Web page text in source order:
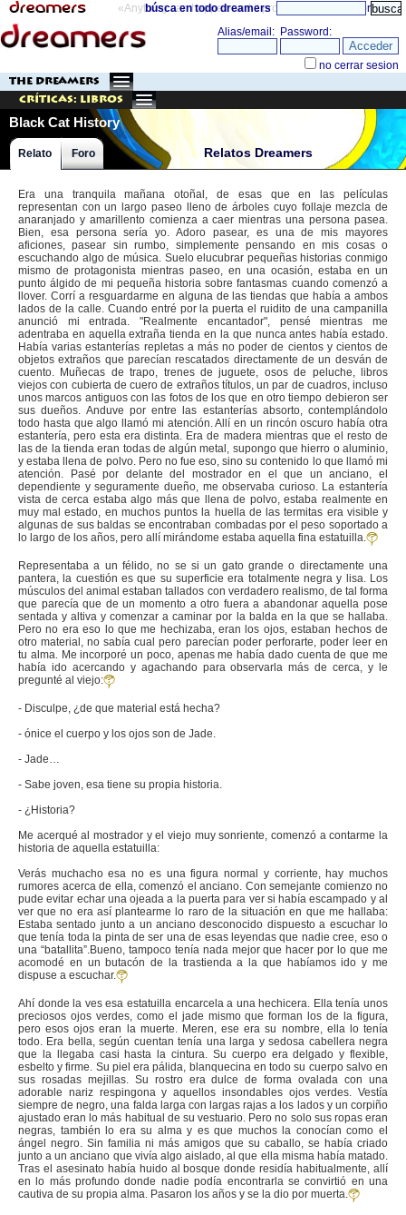
«Anything can happen and it probably will» directorio
búsca en todo dreamers
THE DREAMERS
Críticas: Libros
Black Cat History
Relatos Dreamers
Relato Foro
Era una tranquila mañana otoñal, de esas que en las películas
representan con un largo paseo lleno de árboles cuyo follaje mezcla de
anaranjado y amarillento comienza a caer mientras una persona pasea.
Bien, esa persona sería yo. Adoro pasear, es una de mis mayores
aficiones, pasear sin rumbo, simplemente pensando en mis cosas o
escuchando algo de música. Suelo elucubrar pequeñas historias conmigo
mismo de protagonista mientras paseo, en una ocasión, estaba en un
punto álgido de mi pequeña historia sobre fantasmas cuando comenzó a
llover. Corrí a resguardarme en alguna de las tiendas que había a ambos
lados de la calle. Cuando entré por la puerta el ruidito de una campanilla
anunció mi entrada. "Realmente encantador", pensé mientras me
adentraba en aquella extraña tienda en la que nunca antes había estado.
Había varias estanterías repletas a más no poder de cientos y cientos de
objetos extraños que parecían rescatados directamente de un desván de
cuento. Muñecas de trapo, trenes de juguete, osos de peluche, libros
viejos con cubierta de cuero de extraños títulos, un par de cuadros, incluso
unos marcos antiguos con las fotos de los que en otro tiempo debieron ser
sus dueños. Anduve por entre las estanterías absorto, contemplándolo
todo hasta que algo llamó mi atención. Allí en un rincón oscuro había otra
estantería, pero esta era distinta. Era de madera mientras que el resto de
las de la tienda eran todas de algún metal, supongo que hierro o aluminio,
y estaba llena de polvo. Pero no fue eso, sino su contenido lo que llamó mi
atención. Pasé por delante del mostrador en el que un anciano, el
dependiente y seguramente dueño, me observaba curioso. La estantería
vista de cerca estaba algo más que llena de polvo, estaba realmente en
muy mal estado, en muchos puntos la huella de las termitas era visible y
algunas de sus baldas se encontraban combadas por el peso soportado a
lo largo de los años, pero allí mirándome estaba aquella fina estatuilla.
Representaba a un félido, no se si un gato grande o directamente una
pantera, la cuestión es que su superficie era totalmente negra y lisa. Los
músculos del animal estaban tallados con verdadero realismo, de tal forma
que parecía que de un momento a otro fuera a abandonar aquella pose
sentada y altiva y comenzar a caminar por la balda en la que se hallaba.
Pero no era eso lo que me hechizaba, eran los ojos, estaban hechos de
otro material, no sabía cual pero parecían poder perforarte, poder leer en
tu alma. Me incorporé un poco, apenas me había dado cuenta de que me
había ido acercando y agachando para observarla más de cerca, y le
pregunté al viejo:
- Disculpe, ¿de que material está hecha?
- ónice el cuerpo y los ojos son de Jade.
- Jade…
- Sabe joven, esa tiene su propia historia.
- ¿Historia?
Me acerqué al mostrador y el viejo muy sonriente, comenzó a contarme la
historia de aquella estatuilla:
Verás muchacho esa no es una figura normal y corriente, hay muchos
rumores acerca de ella, comenzó el anciano. Con semejante comienzo no
pude evitar echar una ojeada a la puerta para ver si había escampado y al
ver que no era así plantearme lo raro de la situación en que me hallaba:
Estaba sentado junto a un anciano desconocido dispuesto a escuchar lo
que tenía toda la pinta de ser una de esas leyendas que nadie cree, eso o
una “batallita”.Bueno, tampoco tenía nada mejor que hacer por lo que me
acomodé en un butacón de la trastienda a la que habíamos ido y me
dispuse a escuchar.
Ahí donde la ves esa estatuilla encarcela a una hechicera. Ella tenía unos
preciosos ojos verdes, como el jade mismo que forman los de la figura,
pero esos ojos eran la muerte. Meren, ese era su nombre, ella lo tenía
todo. Era bella, según cuentan tenía una larga y sedosa cabellera negra
que la llegaba casi hasta la cintura. Su cuerpo era delgado y flexible,
esbelto y firme. Su piel era pálida, blanquecina en todo su cuerpo salvo en
sus rosadas mejillas. Su rostro era dulce de forma ovalada con una
adorable nariz respingona y aquellos insondables ojos verdes. Vestía
siempre de negro, una falda larga con largas rajas a los lados y un corpiño
ajustado eran lo más habitual de su vestuario. Pero no solo sus ropas eran
negras, también lo era su alma y es que muchos la conocían como el
ángel negro. Sin familia ni más amigos que su caballo, se había criado
junto a un anciano que vivía algo aislado, al que ella misma había matado.
Tras el asesinato había huido al bosque donde residía habitualmente, allí
en lo más profundo donde nadie podía encontrarla se convirtió en una
cautiva de su propia alma. Pasaron los años y se la dio por muerta.